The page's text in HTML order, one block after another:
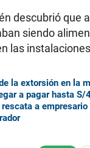
descubrió que
siendo
las
la extorsión en la
a pagar hasta
a empresario